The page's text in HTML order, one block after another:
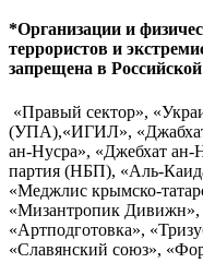
*Организации и
террористов и
запрещена в
«Правый сектор»,
(УПА),«ИГИЛ»,
ан-Нусра», «Джебхат ан-
партия (НБП), «Аль-
«Меджлис крымско-
«Мизантропик Дивижн»,
«Артподготовка»,
«Славянский союз»,